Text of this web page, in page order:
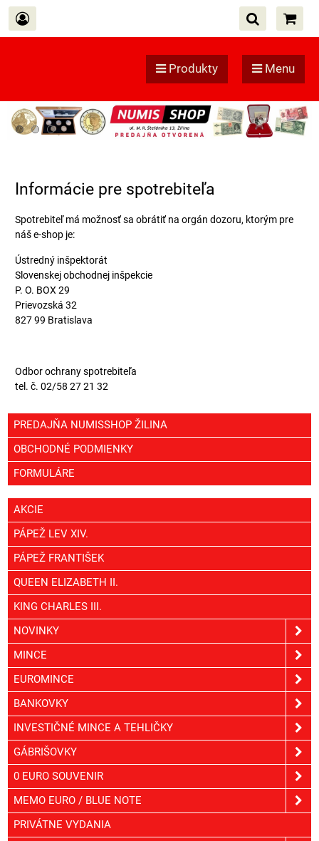
Produkty Menu
Informácie pre spotrebiteľa
Spotrebiteľ má možnosť sa obrátiť na orgán dozoru, ktorým pre
náš e-shop je:
Ústredný inšpektorát
Slovenskej obchodnej inšpekcie
P. O. BOX 29
Prievozská 32
827 99 Bratislava
Odbor ochrany spotrebiteľa
tel. č. 02/58 27 21 32
PREDAJŇA NUMISSHOP ŽILINA
OBCHODNÉ PODMIENKY
FORMULÁRE
AKCIE
PÁPEŽ LEV XIV.
PÁPEŽ FRANTIŠEK
QUEEN ELIZABETH II.
KING CHARLES III.
NOVINKY
MINCE
EUROMINCE
BANKOVKY
INVESTIČNÉ MINCE A TEHLIČKY
GÁBRIŠOVKY
0 EURO SOUVENIR
MEMO EURO / BLUE NOTE
PRIVÁTNE VYDANIA